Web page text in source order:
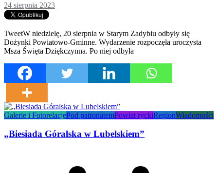
24 sierpnia 2023
TweetW niedzielę, 20 sierpnia w Starym Zadybiu odbyły się
Dożynki Powiatowo-Gminne. Wydarzenie rozpoczęła uroczysta
Msza Święta Dziękczynna. Po niej odbyła
Galerie i FotorelacjePod patronatemPowiat ryckiRegionWiadomości
„Biesiada Góralska w Lubelskiem”